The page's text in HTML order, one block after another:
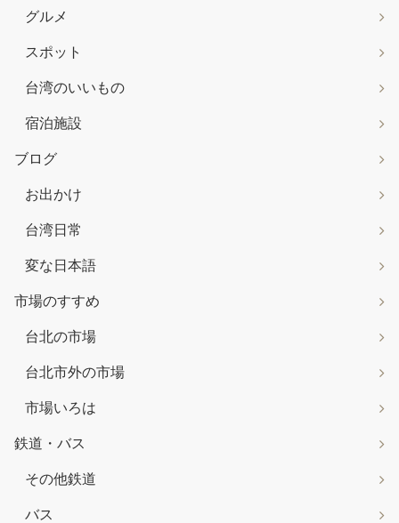
グルメ
スポット
台湾のいいもの
宿泊施設
ブログ
お出かけ
台湾日常
変な日本語
市場のすすめ
台北の市場
台北市外の市場
市場いろは
鉄道・バス
その他鉄道
バス